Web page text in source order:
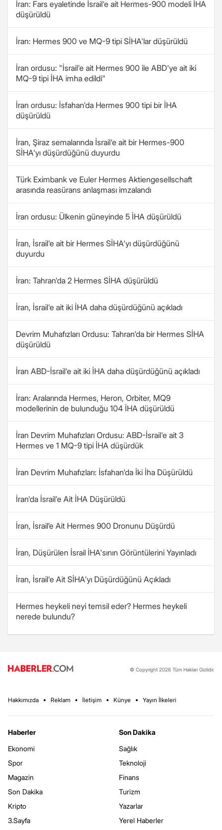
İran: Fars eyaletinde İsrail'e ait Hermes-900 modeli İHA
düşürüldü
İran: Hermes 900 ve MQ-9 tipi SİHA'lar düşürüldü
İran ordusu: "İsrail'e ait Hermes 900 ile ABD'ye ait iki
MQ-9 tipi İHA imha edildi"
İran ordusu: İsfahan'da Hermes 900 tipi bir İHA
düşürüldü
İran, Şiraz semalarında İsrail'e ait bir Hermes-900
SİHA'yı düşürdüğünü duyurdu
Türk Eximbank ve Euler Hermes Aktiengesellschaft
arasında reasürans anlaşması imzalandı
İran ordusu: Ülkenin güneyinde 5 İHA düşürüldü
İran, İsrail'e ait bir Hermes SİHA'yı düşürdüğünü
duyurdu
İran: Tahran'da 2 Hermes SİHA düşürüldü
İran, İsrail'e ait iki İHA daha düşürdüğünü açıkladı
Devrim Muhafızları Ordusu: Tahran'da bir Hermes SİHA
düşürüldü
İran ABD-İsrail'e ait iki İHA daha düşürdüğünü açıkladı
İran: Aralarında Hermes, Heron, Orbiter, MQ9
modellerinin de bulunduğu 104 İHA düşürüldü
İran Devrim Muhafızları Ordusu: ABD-İsrail'e ait 3
Hermes ve 1 MQ-9 tipi İHA düşürdük
İran Devrim Muhafızları: İsfahan'da İki İha Düşürüldü
İran'da İsrail'e Ait İHA Düşürüldü
İran, İsrail’e Ait Hermes 900 Dronunu Düşürdü
İran, Düşürülen İsrail İHA'sının Görüntülerini Yayınladı
İran, İsrail'e Ait SİHA'yı Düşürdüğünü Açıkladı
Hermes heykeli neyi temsil eder? Hermes heykeli
nerede bulundu?
© Copyright 2026 Tüm Hakları Gizlidir.
Hakkımızda Reklam İletişim Künye Yayın İlkeleri
Haberler
Ekonomi
Spor
Magazin
Son Dakika
Kripto
3.Sayfa
Son Dakika
Sağlık
Teknoloji
Finans
Turizm
Yazarlar
Yerel Haberler